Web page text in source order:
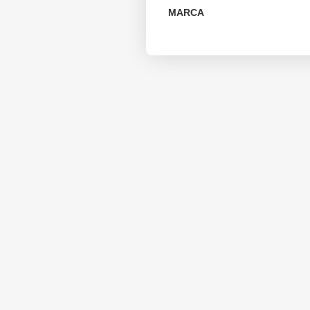
MARCA